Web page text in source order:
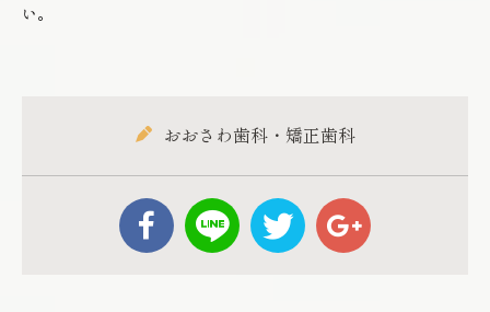
い。
おおさわ歯科・矯正歯科